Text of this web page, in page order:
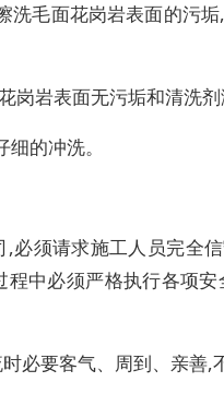
洗毛面花岗岩表面的污
岗岩表面无污垢和清洗剂
的冲洗。
必须请求施工人员完全
中必须严格执行各项
必要客气、周到、亲善,